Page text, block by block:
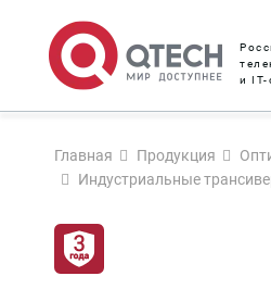
и IT-
Главная Продукция
Индустриальные